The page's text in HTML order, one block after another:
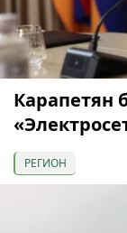
Карапетян
РЕГИОН